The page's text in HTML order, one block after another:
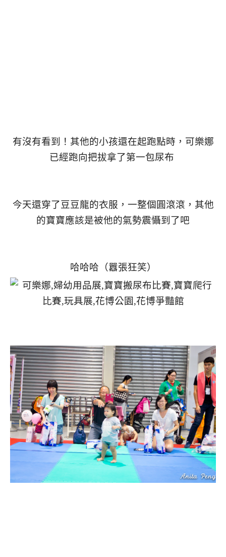
有沒有看到！其他的小孩還在起跑點時，可樂娜
已經跑向把拔拿了第一包尿布
今天還穿了豆豆龍的衣服，一整個圓滾滾，其他
的寶寶應該是被他的氣勢震懾到了吧
哈哈哈（囂張狂笑）